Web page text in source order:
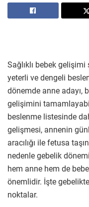
Sağlıklı bebek
yeterli ve dengeli
dönemde anne adayı,
gelişimini
beslenme listesinde
gelişmesi, annenin
aracılığı ile fetusa
nedenle gebelik
hem anne hem de
önemlidir. İşte
noktalar.